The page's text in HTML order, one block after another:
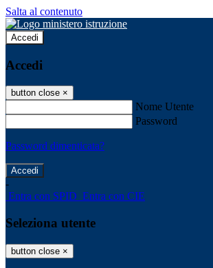
Salta al contenuto
Accedi
Accedi
button close ×
Nome Utente
Password
Password dimenticata?
-
Entra con SPID Entra con CIE
Seleziona utente
button close ×